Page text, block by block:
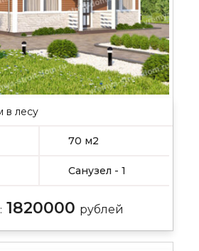
в лесу
70 м2
Санузел - 1
1820000 рублей